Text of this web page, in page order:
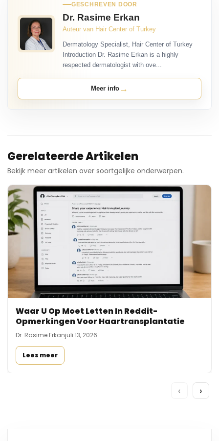
GESCHREVEN DOOR
Dr. Rasime Erkan
Auteur van Hair Center of Turkey
Dermatology Specialist, Hair Center of Turkey
Introduction Dr. Rasime Erkan is a highly
respected dermatologist with ove...
Meer info →
Gerelateerde Artikelen
Bekijk meer artikelen over soortgelijke onderwerpen.
Waar U Op Moet Letten In Reddit-
Opmerkingen Voor Haartransplantatie
Dr. Rasime Erkanjuli 13, 2026
Lees meer
‹ ›